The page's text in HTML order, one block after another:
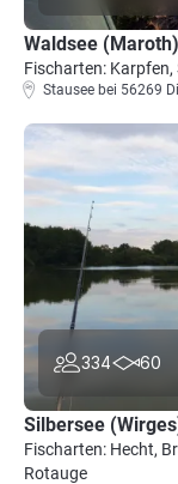
Waldsee (Maroth)
Fischarten: Karpfen,
Stausee bei 56269
334 60
Silbersee
Fischarten: Hecht,
Rotauge